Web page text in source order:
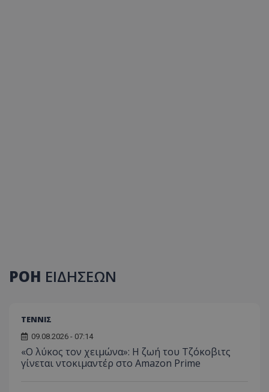
ΡΟΗ ΕΙΔΗΣΕΩΝ
ΤΕΝΝΙΣ
09.08.2026 - 07:14
«Ο λύκος τον χειμώνα»: Η ζωή του Τζόκοβιτς
γίνεται ντοκιμαντέρ στο Amazon Prime